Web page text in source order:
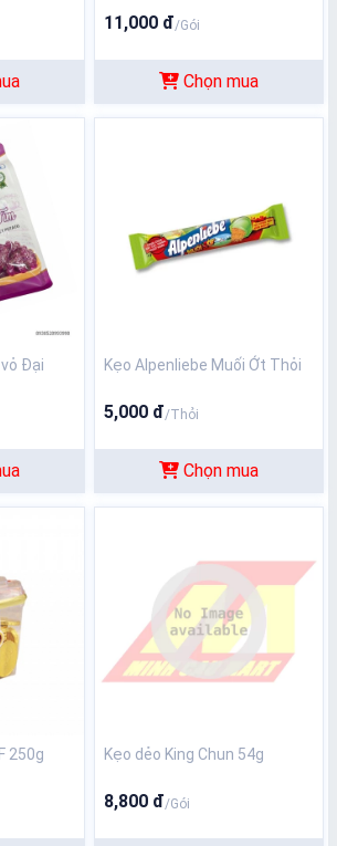
11,000 đ/Gói
Chọn mua
Đại
Kẹo Alpenliebe Muối Ớt Thỏi
5,000 đ/Thỏi
Chọn mua
250g Kẹo dẻo King Chun 54g
8,800 đ/Gói